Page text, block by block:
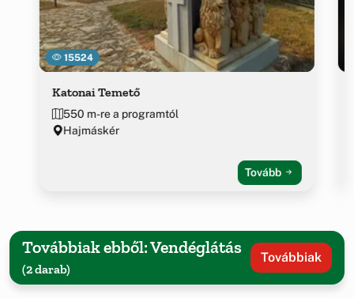
15524
Katonai Temető
550 m-re a programtól
Hajmáskér
Tovább
Továbbiak ebből: Vendéglátás
(2 darab)
Továbbiak